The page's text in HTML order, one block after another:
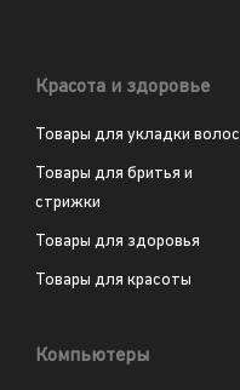
Красота и здоровье
Товары для укладки волос
Товары для бритья и
стрижки
Товары для здоровья
Товары для красоты
Компьютеры